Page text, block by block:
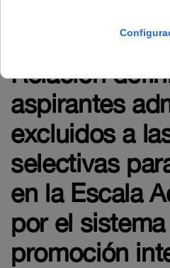
Relación
aspirantes
excluidos a
selectivas
en la Escala
por el
promoción